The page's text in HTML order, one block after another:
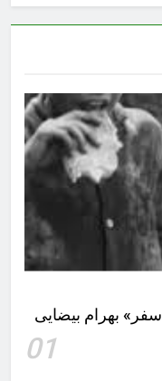
بهرام بیضایی
01